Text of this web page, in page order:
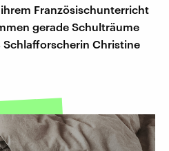
Französischunterricht
gerade Schulträume
Schlafforscherin Christine